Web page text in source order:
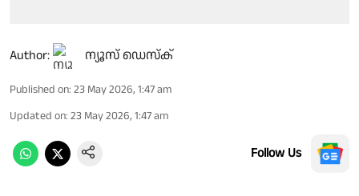
Author: ന്യൂസ് ഡെസ്ക്
Published on: 23 May 2026, 1:47 am
Updated on: 23 May 2026, 1:47 am
Follow Us